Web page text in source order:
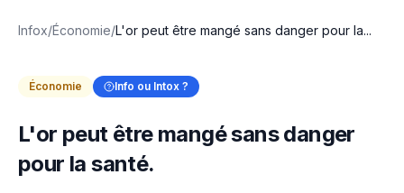
Infox/Économie/L'or peut être mangé sans danger pour la...
Économie Info ou Intox ?
L'or peut être mangé sans danger
pour la santé.